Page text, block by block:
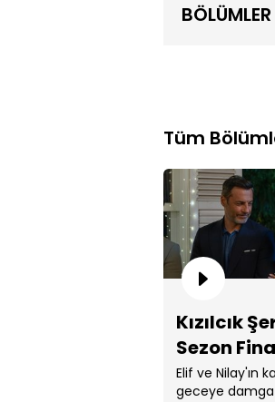
BÖLÜMLER
Tüm
Kızılcık
Sezon
Bölümü
Elif ve Nilay'ın
geceye damga